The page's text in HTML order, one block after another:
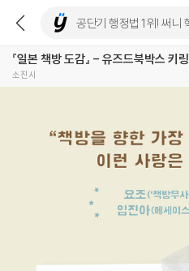
『일본 책방 도감』 - 유즈드북박스 키링
소진시